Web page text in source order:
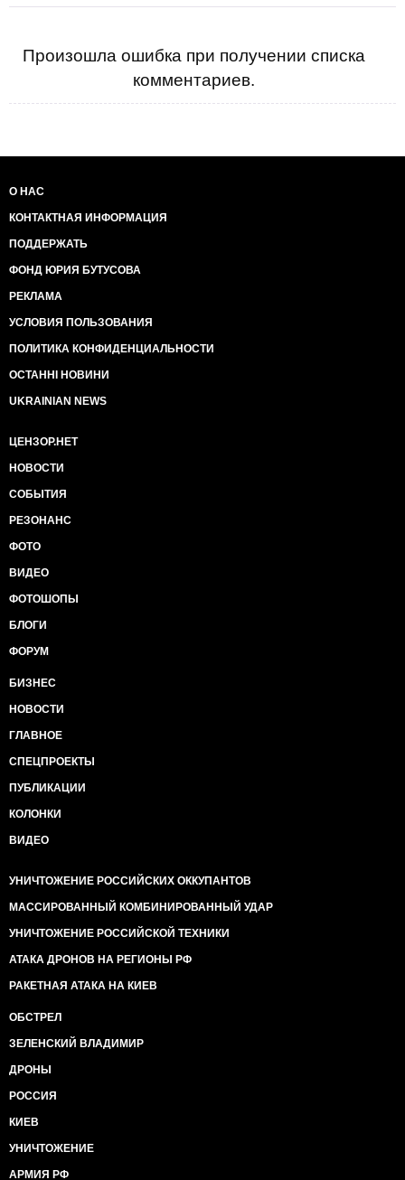
Произошла ошибка при получении списка
комментариев.
О НАС
КОНТАКТНАЯ ИНФОРМАЦИЯ
ПОДДЕРЖАТЬ
ФОНД ЮРИЯ БУТУСОВА
РЕКЛАМА
УСЛОВИЯ ПОЛЬЗОВАНИЯ
ПОЛИТИКА КОНФИДЕНЦИАЛЬНОСТИ
ОСТАННІ НОВИНИ
UKRAINIAN NEWS
ЦЕНЗОР.НЕТ
НОВОСТИ
СОБЫТИЯ
РЕЗОНАНС
ФОТО
ВИДЕО
ФОТОШОПЫ
БЛОГИ
ФОРУМ
БИЗНЕС
НОВОСТИ
ГЛАВНОЕ
СПЕЦПРОЕКТЫ
ПУБЛИКАЦИИ
КОЛОНКИ
ВИДЕО
УНИЧТОЖЕНИЕ РОССИЙСКИХ ОККУПАНТОВ
МАССИРОВАННЫЙ КОМБИНИРОВАННЫЙ УДАР
УНИЧТОЖЕНИЕ РОССИЙСКОЙ ТЕХНИКИ
АТАКА ДРОНОВ НА РЕГИОНЫ РФ
РАКЕТНАЯ АТАКА НА КИЕВ
ОБСТРЕЛ
ЗЕЛЕНСКИЙ ВЛАДИМИР
ДРОНЫ
РОССИЯ
КИЕВ
УНИЧТОЖЕНИЕ
АРМИЯ РФ